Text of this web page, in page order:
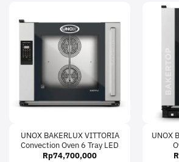
UNOX BAKERLUX VITTORIA
Convection Oven 6 Tray LED
Rp74,700,000
UNOX